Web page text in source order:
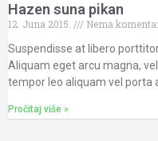
Hazen suna pikan
12. Juna 2015.
Nema
Suspendisse at libero
Aliquam eget arcu magna,
tempor leo aliquam vel porta
Pročitaj više »